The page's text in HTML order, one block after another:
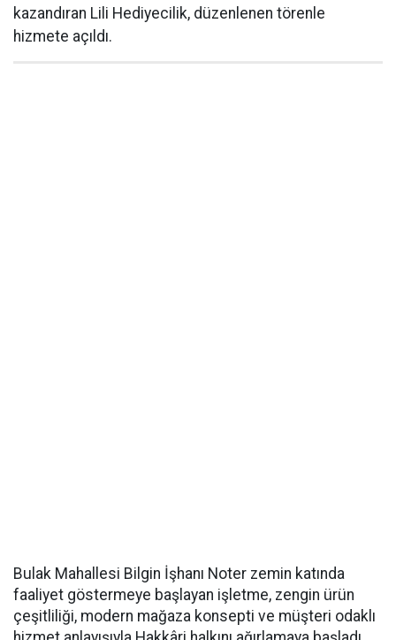
kazandıran Lili Hediyecilik, düzenlenen törenle
hizmete açıldı.
Bulak Mahallesi Bilgin İşhanı Noter zemin katında
faaliyet göstermeye başlayan işletme, zengin ürün
çeşitliliği, modern mağaza konsepti ve müşteri odaklı